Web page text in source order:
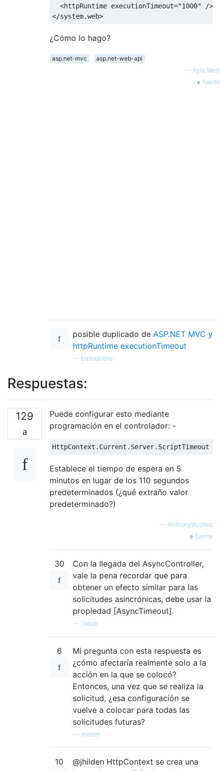
<httpRuntime executionTimeout="1000"
/>
</system.web>
¿Cómo lo hago?
asp.net-mvc
asp.net-web-api
— Kyle West
fuente
posible duplicado de ASP.NET MVC y
httpRuntime executionTimeout
balexandre
Respuestas:
129
Puede configurar esto mediante
programación en el controlador: -
HttpContext . Current . Server. ScriptTimeout
Establece el tiempo de espera en 5
minutos en lugar de los 110 segundos
predeterminados (¿qué extraño valor
predeterminado?)
— AnthonyWJones
fuente
30
Con la llegada del AsyncController,
vale la pena recordar que para
obtener un efecto similar para las
solicitudes asincrónicas, debe usar la
propiedad [AsyncTimeout].
— Jason
6
Mi pregunta con esta respuesta es
¿cómo afectaría realmente solo a la
acción en la que se colocó?
Entonces, una vez que se realiza la
solicitud, ¿esa configuración se
vuelve a colocar para todas las
solicitudes futuras?
jhilden
10
@jhilden HttpContext se crea una